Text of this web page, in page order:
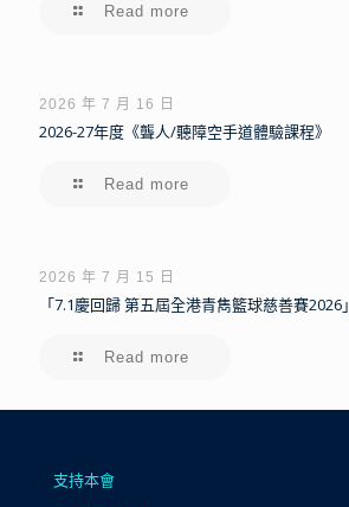
Read more
2026 年 7 月 16 日
2026-27年度《聾人/聽障空手道體驗課程》
Read more
2026 年 7 月 15 日
「7.1慶回歸 第五屆全港青雋籃球慈善賽2026」
Read more
支持本會